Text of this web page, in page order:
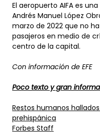
El aeropuerto AIFA es
Andrés Manuel López
marzo de 2022 que no
pasajeros en medio de
centro de la capital.
Con información de EFE
Poco texto y gran
Restos humanos
prehispánica
Forbes Staff